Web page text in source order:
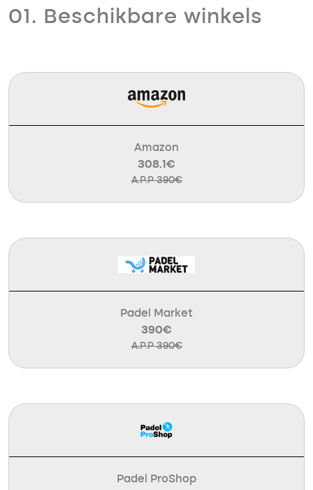
01. Beschikbare winkels
Amazon
308.1€
A.P.P 390€
Padel Market
390€
A.P.P 390€
Padel ProShop